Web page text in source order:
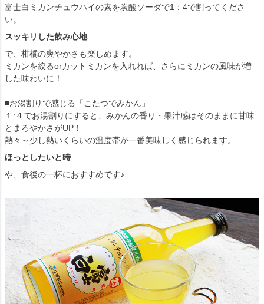
富士白ミカンチュウハイの素を炭酸ソーダで1：4で割ってくださ
い。
スッキリした飲み心地
で、柑橘の爽やかさも楽しめます。
ミカンを絞るorカットミカンを入れれば、さらにミカンの風味が増
した味わいに！
■お湯割りで感じる「こたつでみかん」
１:４でお湯割りにすると、みかんの香り・果汁感はそのままに甘味
とまろやかさがUP！
熱々～少し熱いくらいの温度帯が一番美味しく感じられます。
ほっとしたいと時
や、食後の一杯におすすめです♪